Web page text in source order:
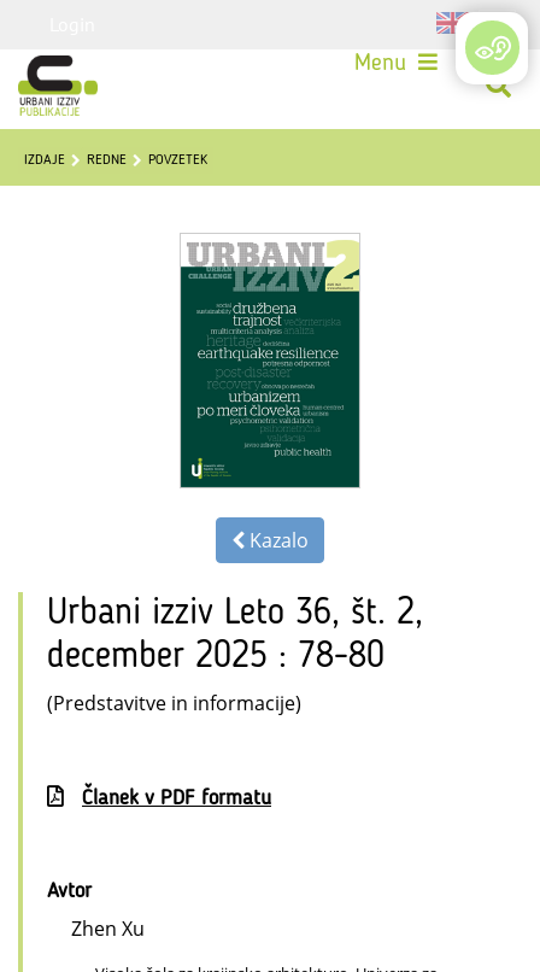
Menu
IZDAJE REDNE POVZETEK
Kazalo
Urbani izziv Leto 36, št. 2,
december 2025 : 78-80
(Predstavitve in informacije)
Članek v PDF formatu
Avtor
Zhen Xu